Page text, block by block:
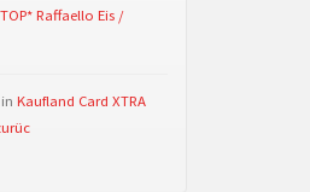
Raffaello Eis /
in Kaufland Card XTRA